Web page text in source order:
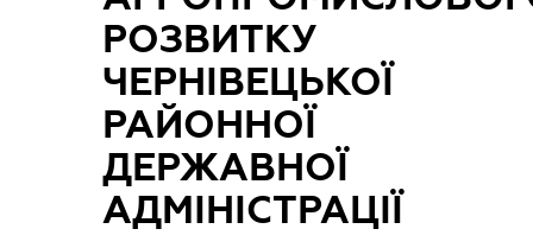
РОЗВИТКУ
ЧЕРНІВЕЦЬКОЇ
РАЙОННОЇ
ДЕРЖАВНОЇ
АДМІНІСТРАЦІЇ